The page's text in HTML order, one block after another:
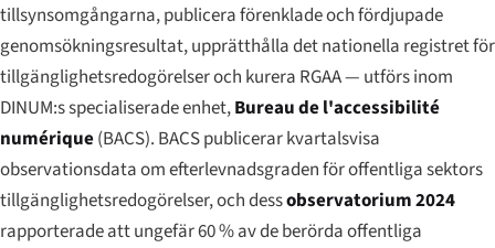
tillsynsomgångarna, publicera förenklade och fördjupade
genomsökningsresultat, upprätthålla det nationella registret för
tillgänglighetsredogörelser och kurera RGAA — utförs inom
DINUM:s specialiserade enhet,Bureau de l'accessibilité
numérique(BACS). BACS publicerar kvartalsvisa
observationsdata om efterlevnadsgraden för offentliga sektors
tillgänglighetsredogörelser, och dessobservatorium 2024
rapporterade att ungefär 60 % av de berörda offentliga